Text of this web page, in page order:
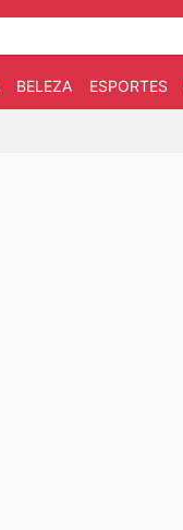
BELEZA ESPORTES